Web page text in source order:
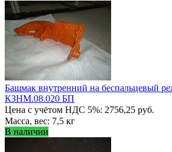
Башмак внутренний на беспальцевый
КЗНМ.08.020 БП
Цена с учётом НДС 5%: 2756,25 руб.
Масса, вес: 7,5 кг
В наличии